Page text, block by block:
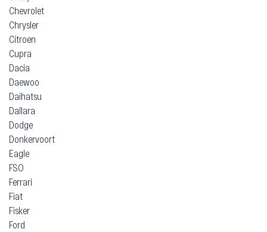
Chevrolet
Chrysler
Citroen
Cupra
Dacia
Daewoo
Daihatsu
Dallara
Dodge
Donkervoort
Eagle
FSO
Ferrari
Fiat
Fisker
Ford